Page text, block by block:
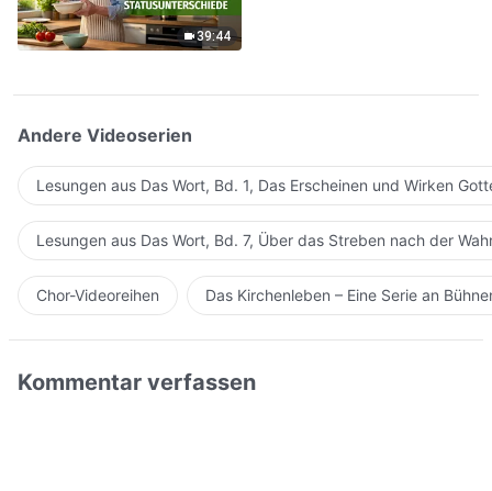
39:44
Andere Videoserien
Lesungen aus Das Wort, Bd. 1, Das Erscheinen und Wirken
Lesungen aus Das Wort, Bd. 7, Über das Streben nach der
Chor-Videoreihen Das Kirchenleben – Eine Serie an
Kommentar verfassen